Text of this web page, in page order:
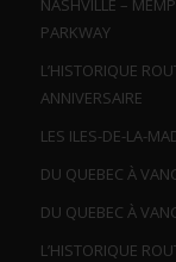
NASHVILLE –
PARKWAY
L’HISTORIQUE
ANNIVERSAIRE
LES ILES-DE-LA-
DU QUEBEC À
DU QUEBEC À
L’HISTORIQUE